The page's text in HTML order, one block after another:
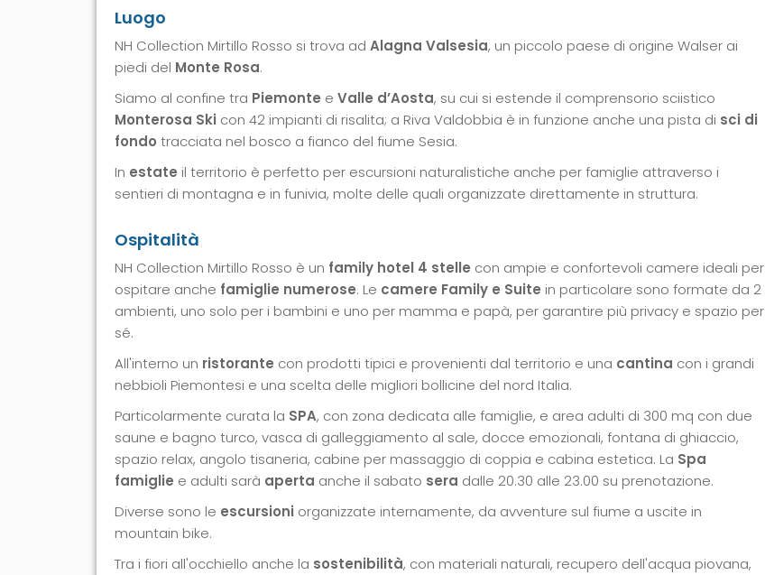
Luogo
NH Collection Mirtillo Rosso si trova ad Alagna Valsesia, un piccolo paese di origine Walser ai
piedi del Monte Rosa.
Siamo al confine tra Piemonte e Valle d’Aosta, su cui si estende il comprensorio sciistico
Monterosa Ski con 42 impianti di risalita; a Riva Valdobbia è in funzione anche una pista di sci di
fondo tracciata nel bosco a fianco del fiume Sesia.
In estate il territorio è perfetto per escursioni naturalistiche anche per famiglie attraverso i
sentieri di montagna e in funivia, molte delle quali organizzate direttamente in struttura.
Ospitalità
NH Collection Mirtillo Rosso è un family hotel 4 stelle con ampie e confortevoli camere ideali per
ospitare anche famiglie numerose. Le camere Family e Suite in particolare sono formate da 2
ambienti, uno solo per i bambini e uno per mamma e papà, per garantire più privacy e spazio per
sé.
All'interno un ristorante con prodotti tipici e provenienti dal territorio e una cantina con i grandi
nebbioli Piemontesi e una scelta delle migliori bollicine del nord Italia.
Particolarmente curata la SPA, con zona dedicata alle famiglie, e area adulti di 300 mq con due
saune e bagno turco, vasca di galleggiamento al sale, docce emozionali, fontana di ghiaccio,
spazio relax, angolo tisaneria, cabine per massaggio di coppia e cabina estetica. La Spa
famiglie e adulti sarà aperta anche il sabato sera dalle 20.30 alle 23.00 su prenotazione.
Diverse sono le escursioni organizzate internamente, da avventure sul fiume a uscite in
mountain bike.
Tra i fiori all'occhiello anche la sostenibilità, con materiali naturali, recupero dell'acqua piovana,